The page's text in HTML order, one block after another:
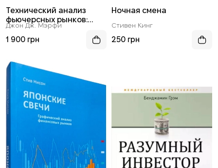
Технический анализ
фьючерсных рынков:
Теория и практика
Джон Дж. Мэрфи
1 900 грн
Ночная смена
Стивен Кинг
250 грн